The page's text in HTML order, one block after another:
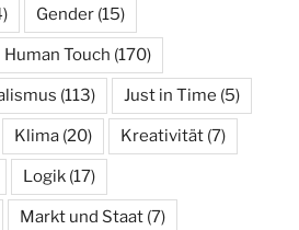
Gender (15)
Human Touch (170)
(113) Just in Time (5)
Klima (20) Kreativität (7)
Logik (17)
Markt und Staat (7)